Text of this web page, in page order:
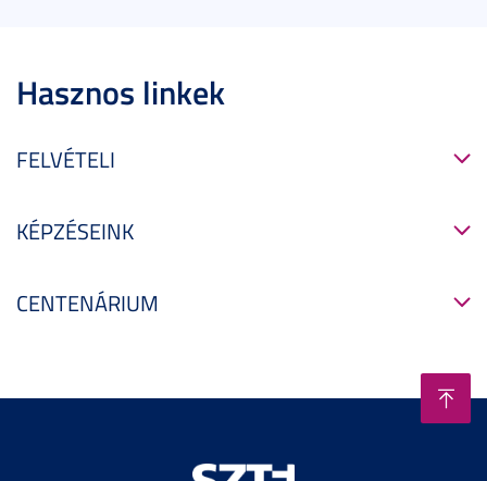
Hasznos linkek
FELVÉTELI
KÉPZÉSEINK
CENTENÁRIUM